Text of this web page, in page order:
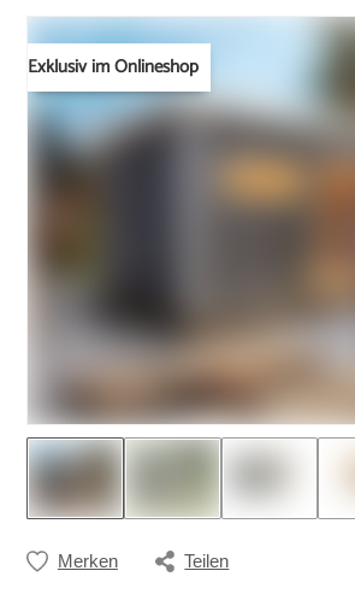
Exklusiv im Onlineshop
Merken Teilen